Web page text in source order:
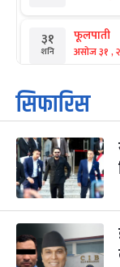
३१
शनि
फूलपाती
असोज ३१ ,
१
आइत
कार्तिक
कार्तिक १,
३
मंगल
महानवमी
कार्तिक ३,
४
बुध कार्तिक ४,
पापा‌ङ्कुशा
सिफारिस